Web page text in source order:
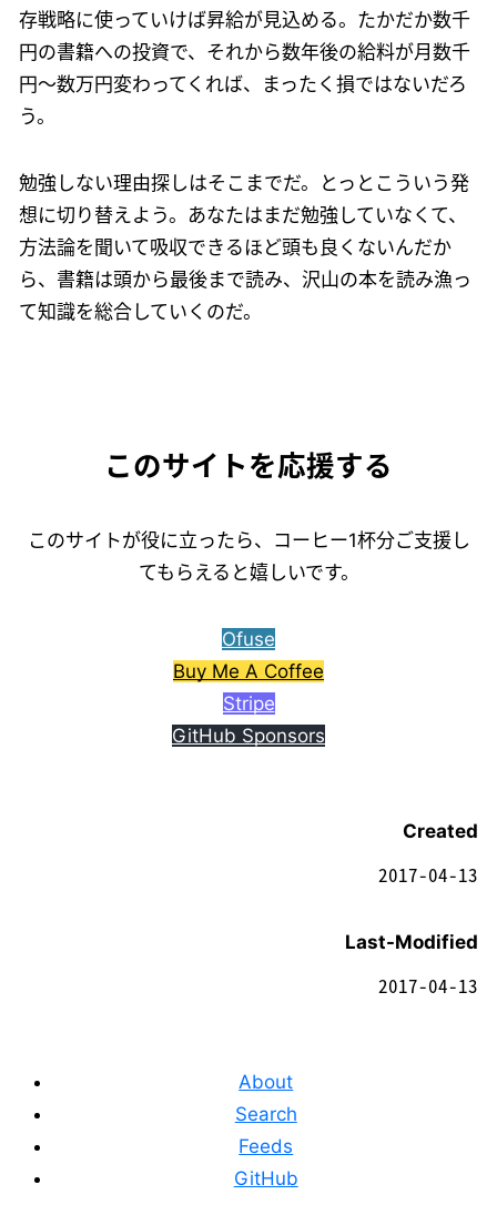
存戦略に使っていけば昇給が見込める。たかだか数千
円の書籍への投資で、それから数年後の給料が月数千
円～数万円変わってくれば、まったく損ではないだろ
う。
勉強しない理由探しはそこまでだ。とっとこういう発
想に切り替えよう。あなたはまだ勉強していなくて、
方法論を聞いて吸収できるほど頭も良くないんだか
ら、書籍は頭から最後まで読み、沢山の本を読み漁っ
て知識を総合していくのだ。
このサイトを応援する
このサイトが役に立ったら、コーヒー1杯分ご支援し
てもらえると嬉しいです。
Ofuse
Buy Me A Coffee
Stripe
GitHub Sponsors
Created
2017-04-13
Last-Modified
2017-04-13
About
Search
Feeds
GitHub